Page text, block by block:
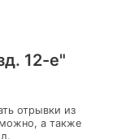
12-е"
отрывки из
а также